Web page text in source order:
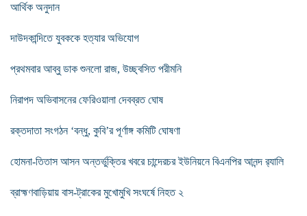
আর্থিক অনুদান
দাউদকান্দিতে যুবককে হত্যার অভিযোগ
প্রথমবার আব্বু ডাক শুনলো রাজ, উচ্ছ্বসিত পরীমনি
নিরাপদ অভিবাসনের ফেরিওয়ালা দেবব্রত ঘোষ
রক্তদাতা সংগঠন ‘বন্ধু, কুবি’র পূর্ণাঙ্গ কমিটি ঘোষণা
হোমনা-তিতাস আসন অন্তর্ভুক্তির খবরে চান্দেরচর ইউনিয়নে বিএনপির আনন্দ র‍্যালি
ব্রাহ্মণবাড়িয়ায় বাস-ট্রাকের মুখোমুখি সংঘর্ষে নিহত ২